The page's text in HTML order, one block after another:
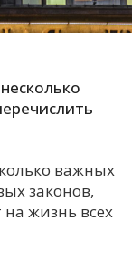
Х
важных
законов,
жизнь всех